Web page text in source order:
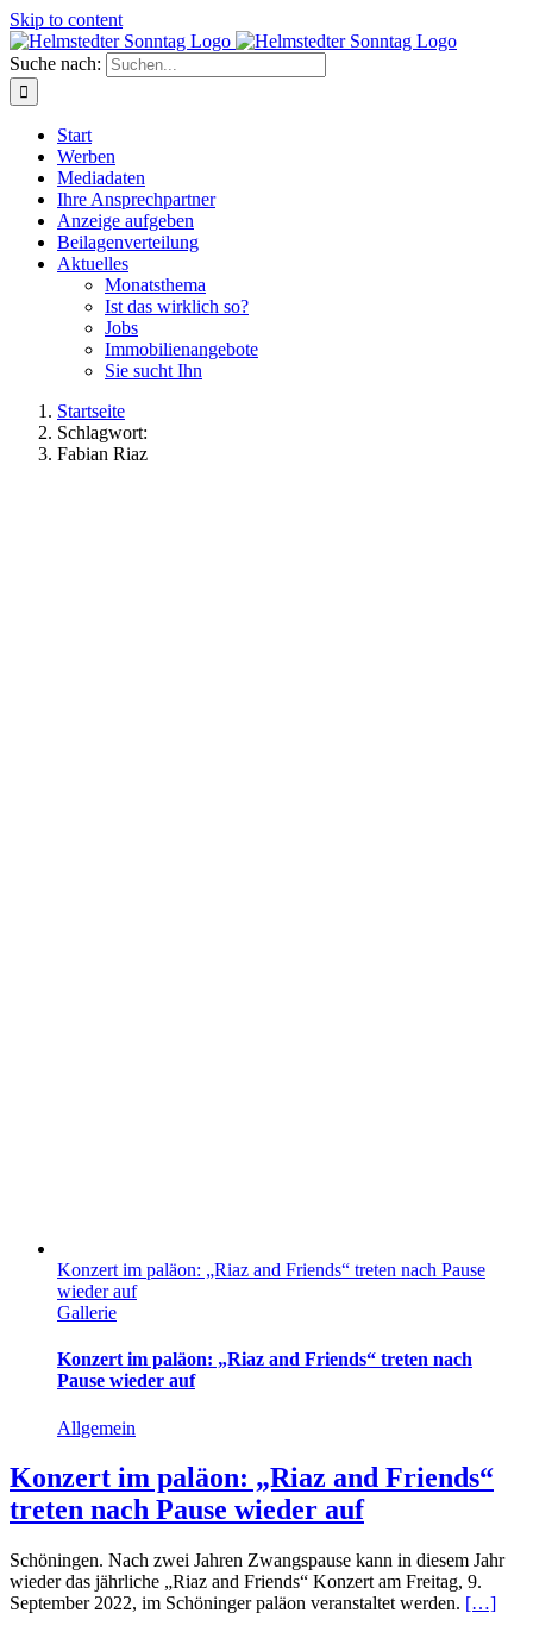
Skip to content
Suche nach:
Start
Werben
Mediadaten
Ihre Ansprechpartner
Anzeige aufgeben
Beilagenverteilung
Aktuelles
Monatsthema
Ist das wirklich so?
Jobs
Immobilienangebote
Sie sucht Ihn
Startseite
Schlagwort:
Fabian Riaz
Konzert im paläon: „Riaz and Friends“ treten nach Pause
wieder auf
Gallerie
Konzert im paläon: „Riaz and Friends“ treten nach
Pause wieder auf
Allgemein
Konzert im paläon: „Riaz and Friends“
treten nach Pause wieder auf
Schöningen. Nach zwei Jahren Zwangspause kann in diesem Jahr
wieder das jährliche „Riaz and Friends“ Konzert am Freitag, 9.
September 2022, im Schöninger paläon veranstaltet werden. […]